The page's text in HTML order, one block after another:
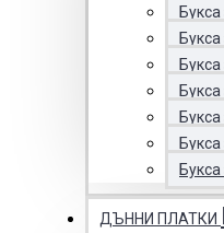
Букса
Букса
ДЪННИ ПЛАТКИ